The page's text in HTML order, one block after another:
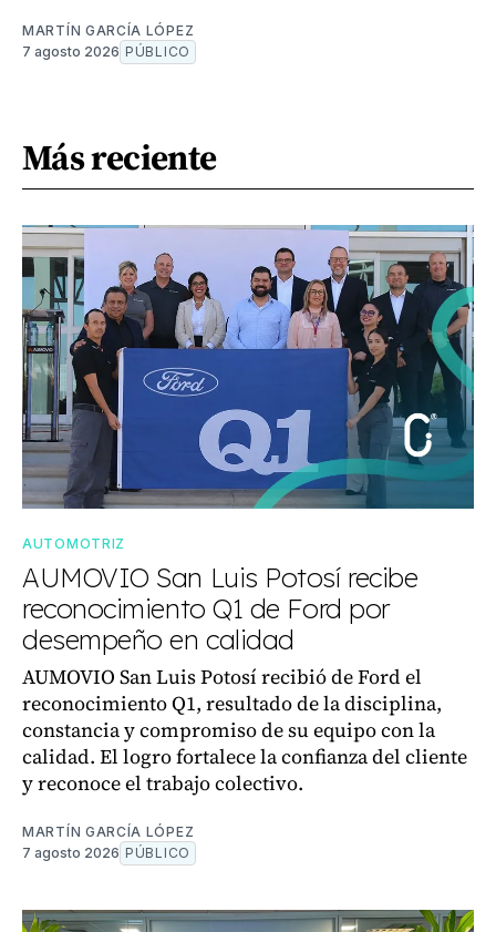
MARTÍN GARCÍA LÓPEZ
7 agosto 2026 PÚBLICO
Más reciente
AUTOMOTRIZ
AUMOVIO San Luis Potosí recibe
reconocimiento Q1 de Ford por
desempeño en calidad
AUMOVIO San Luis Potosí recibió de Ford el
reconocimiento Q1, resultado de la disciplina,
constancia y compromiso de su equipo con la
calidad. El logro fortalece la confianza del cliente
y reconoce el trabajo colectivo.
MARTÍN GARCÍA LÓPEZ
7 agosto 2026 PÚBLICO